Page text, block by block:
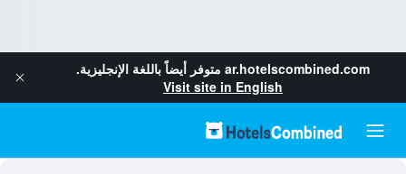
ar.hotelscombined.com متوفر أيضاً باللغة الإنجليزية.
Visit site in English